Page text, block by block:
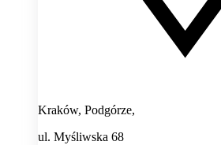
Kraków, Podgórze,
ul. Myśliwska 68